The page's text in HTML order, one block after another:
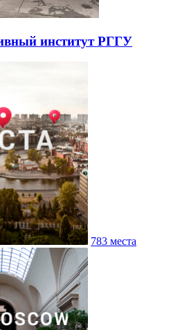
институт РГГУ
783 места